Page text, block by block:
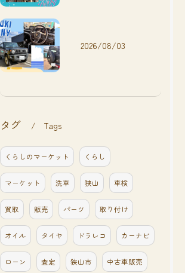
2026/08/03
タグ Tags
くらしのマーケット くらし
マーケット 洗車 狭山 車検
買取 販売 パーツ 取り付け
オイル タイヤ ドラレコ カーナビ
ローン 査定 狭山市 中古車販売